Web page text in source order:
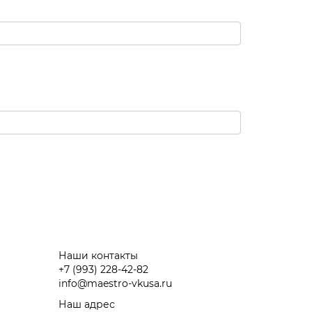
Наши контакты
+7 (993) 228-42-82
info@maestro-vkusa.ru
Наш адрес